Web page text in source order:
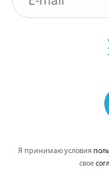
Я принимаю условия
свое